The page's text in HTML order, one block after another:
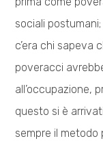
sociali
c’era chi sapeva
poveracci
all’occupazione,
questo si è
sempre il metodo